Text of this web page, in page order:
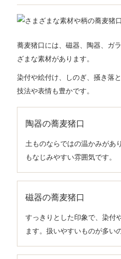
蕎麦猪口には、磁器、陶器、ガ
ざまな素材があります。
染付や絵付け、しのぎ、掻き落
技法や表情も豊かです。
陶器の蕎麦猪口
土ものならではの温かみがあ
もなじみやすい雰囲気です。
磁器の蕎麦猪口
すっきりとした印象で、染付
ます。扱いやすいものが多い